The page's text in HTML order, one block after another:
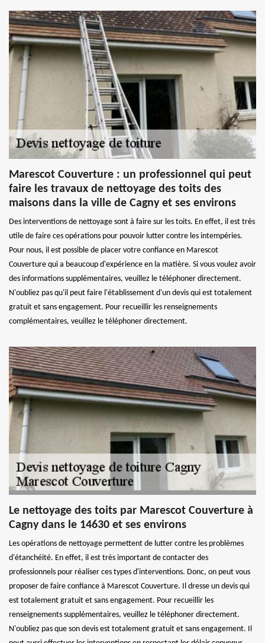
Marescot Couverture : un professionnel qui peut
faire les travaux de nettoyage des toits des
maisons dans la ville de Cagny et ses environs
Des interventions de nettoyage sont à faire sur les toits. En effet, il est très
utile de faire ces opérations pour pouvoir lutter contre les intempéries.
Pour nous, il est possible de placer votre confiance en Marescot
Couverture qui a beaucoup d'expérience en la matière. Si vous voulez avoir
des informations supplémentaires, veuillez le téléphoner directement.
N'oubliez pas qu'il peut faire l'établissement d'un devis qui est totalement
gratuit et sans engagement. Pour recueillir les renseignements
complémentaires, veuillez le téléphoner directement.
Le nettoyage des toits par Marescot Couverture à
Cagny dans le 14630 et ses environs
Les opérations de nettoyage permettent de lutter contre les problèmes
d'étanchéité. En effet, il est très important de contacter des
professionnels pour réaliser ces types d'interventions. Donc, on peut vous
proposer de faire confiance à Marescot Couverture. Il dresse un devis qui
est totalement gratuit et sans engagement. Pour recueillir les
renseignements supplémentaires, veuillez le téléphoner directement.
N'oubliez pas que son devis est totalement gratuit et sans engagement. Il